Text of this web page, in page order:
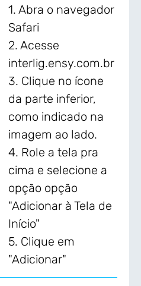
1. Abra o navegador
Safari
2. Acesse
interlig.ensy.com.br
3. Clique no ícone
da parte inferior,
como indicado na
imagem ao lado.
4. Role a tela pra
cima e selecione a
opção opção
"Adicionar à Tela de
Início"
5. Clique em
"Adicionar"